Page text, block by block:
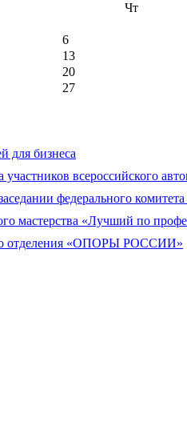
Чт
6
13
20
27
для бизнеса
всероссийского
федерального комитета
мастерства «Лучший по
отделения «ОПОРЫ РОССИИ»